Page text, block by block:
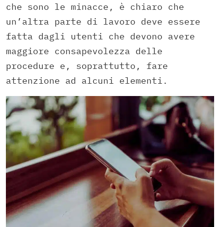
che sono le minacce, è chiaro che
un’altra parte di lavoro deve essere
fatta dagli utenti che devono avere
maggiore consapevolezza delle
procedure e, soprattutto, fare
attenzione ad alcuni elementi.